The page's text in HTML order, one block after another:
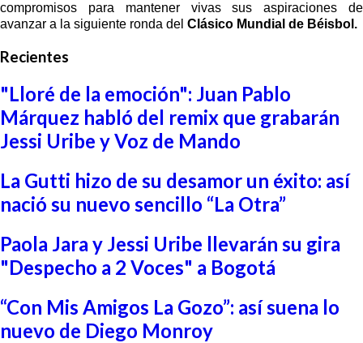
compromisos para mantener vivas sus aspiraciones de
avanzar a la siguiente ronda del Clásico Mundial de Béisbol.
Recientes
"Lloré de la emoción": Juan Pablo
Márquez habló del remix que grabarán
Jessi Uribe y Voz de Mando
La Gutti hizo de su desamor un éxito: así
nació su nuevo sencillo “La Otra”
Paola Jara y Jessi Uribe llevarán su gira
"Despecho a 2 Voces" a Bogotá
“Con Mis Amigos La Gozo”: así suena lo
nuevo de Diego Monroy